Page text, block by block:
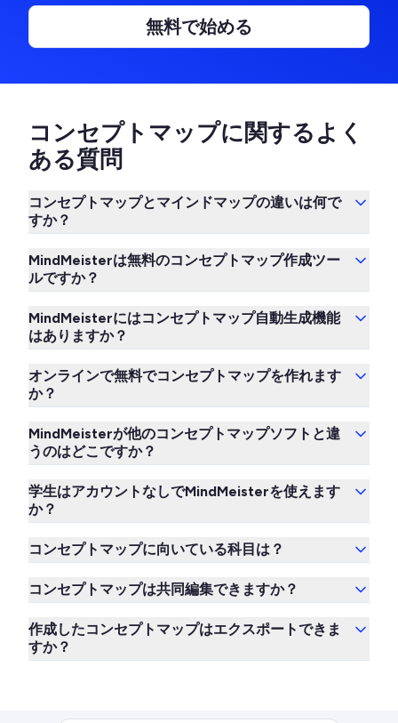
無料で始める
コンセプトマップに関するよく
ある質問
コンセプトマップとマインドマップの違いは何で
すか？
MindMeisterは無料のコンセプトマップ作成ツー
ルですか？
MindMeisterにはコンセプトマップ自動生成機能
はありますか？
オンラインで無料でコンセプトマップを作れます
か？
MindMeisterが他のコンセプトマップソフトと違
うのはどこですか？
学生はアカウントなしでMindMeisterを使えます
か？
コンセプトマップに向いている科目は？
コンセプトマップは共同編集できますか？
作成したコンセプトマップはエクスポートできま
すか？